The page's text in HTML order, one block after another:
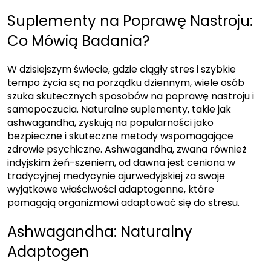
Suplementy na Poprawę Nastroju:
Co Mówią Badania?
W dzisiejszym świecie, gdzie ciągły stres i szybkie
tempo życia są na porządku dziennym, wiele osób
szuka skutecznych sposobów na poprawę nastroju i
samopoczucia. Naturalne suplementy, takie jak
ashwagandha, zyskują na popularności jako
bezpieczne i skuteczne metody wspomagające
zdrowie psychiczne. Ashwagandha, zwana również
indyjskim żeń-szeniem, od dawna jest ceniona w
tradycyjnej medycynie ajurwedyjskiej za swoje
wyjątkowe właściwości adaptogenne, które
pomagają organizmowi adaptować się do stresu.
Ashwagandha: Naturalny
Adaptogen